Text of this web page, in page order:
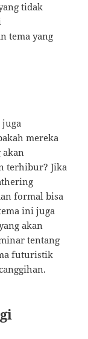
tidak
tema yang
juga
mereka
akan
terhibur? Jika
formal bisa
ini juga
akan
tentang
futuristik